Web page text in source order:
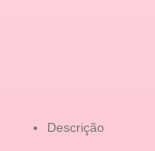
Descrição